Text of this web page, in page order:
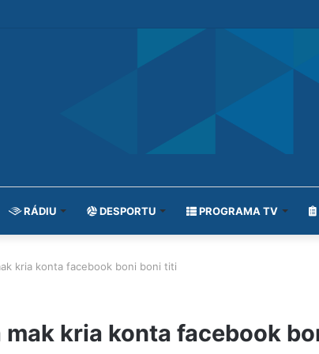
RÁDIU DESPORTU PROGRAMA TV
kria konta facebook boni boni titi
kria konta facebook